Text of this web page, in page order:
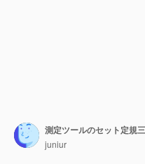
測定ツールのセット定規
juniur